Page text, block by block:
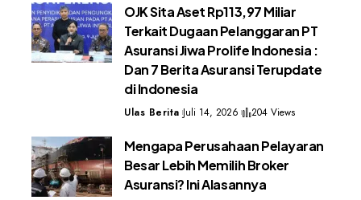
OJK Sita Aset Rp113,97 Miliar
Terkait Dugaan Pelanggaran PT
Asuransi Jiwa Prolife Indonesia :
Dan 7 Berita Asuransi Terupdate
di Indonesia
Ulas Berita Juli 14, 2026 204 Views
Mengapa Perusahaan Pelayaran
Besar Lebih Memilih Broker
Asuransi? Ini Alasannya